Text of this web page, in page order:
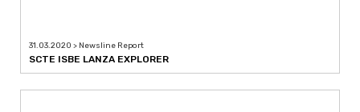
31.03.2020 > Newsline Report
SCTE ISBE LANZA EXPLORER